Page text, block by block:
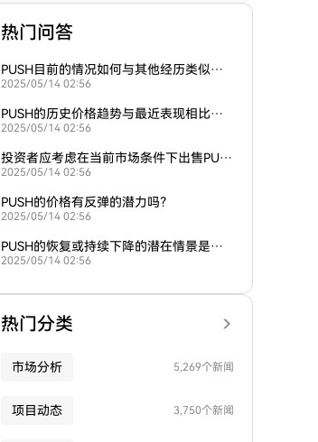
热门问答
PUSH目前的情况如何与其他经历类似波
动的加密货币相比？
2025/05/14 02:56
PUSH的历史价格趋势与最近表现相比如
何？
2025/05/14 02:56
投资者应考虑在当前市场条件下出售PUS
H吗？
2025/05/14 02:56
PUSH的价格有反弹的潜力吗？
2025/05/14 02:56
PUSH的恢复或持续下降的潜在情景是什
么？
2025/05/14 02:56
热门分类
市场分析 5,269个新闻
项目动态 3,750个新闻